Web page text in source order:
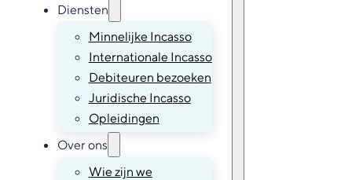
Diensten
Minnelijke Incasso
Internationale Incasso
Debiteuren bezoeken
Juridische Incasso
Opleidingen
Over ons
Wie zijn we